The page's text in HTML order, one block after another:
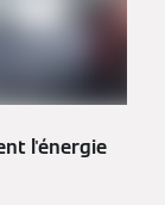
l'énergie